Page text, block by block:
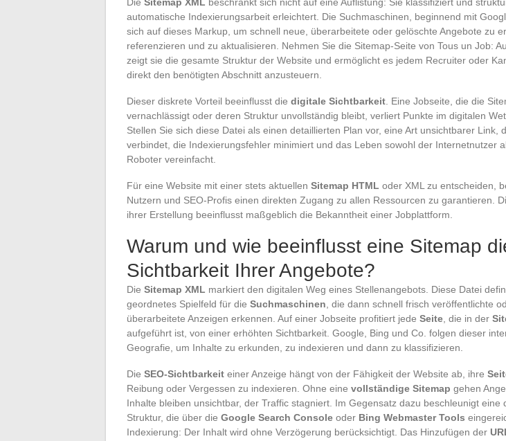
automatische Indexierungsarbeit erleichtert. Die Suchmaschinen, beginnend mit
sich auf dieses Markup, um schnell neue, überarbeitete oder gelöschte Angebote zu
referenzieren und zu aktualisieren. Nehmen Sie die Sitemap-Seite von Tous un Job:
zeigt sie die gesamte Struktur der Website und ermöglicht es jedem Recruiter oder
direkt den benötigten Abschnitt anzusteuern.
Dieser diskrete Vorteil beeinflusst die digitale Sichtbarkeit . Eine Jobseite, die die
vernachlässigt oder deren Struktur unvollständig bleibt, verliert Punkte im digitalen
Stellen Sie sich diese Datei als einen detaillierten Plan vor, eine Art unsichtbarer Link,
verbindet, die Indexierungsfehler minimiert und das Leben sowohl der Internetnutzer
Roboter vereinfacht.
Für eine Website mit einer stets aktuellen Sitemap HTML oder XML zu entscheiden,
Nutzern und SEO-Profis einen direkten Zugang zu allen Ressourcen zu garantieren.
ihrer Erstellung beeinflusst maßgeblich die Bekanntheit einer Jobplattform.
Warum und wie beeinflusst eine Sitemap
Sichtbarkeit Ihrer Angebote?
Die Sitemap XML markiert den digitalen Weg eines Stellenangebots. Diese Datei
geordnetes Spielfeld für die Suchmaschinen , die dann schnell frisch veröffentlichte
überarbeitete Anzeigen erkennen. Auf einer Jobseite profitiert jede Seite , die in der
aufgeführt ist, von einer erhöhten Sichtbarkeit. Google, Bing und Co. folgen dieser
Geografie, um Inhalte zu erkunden, zu indexieren und dann zu klassifizieren.
Die SEO-Sichtbarkeit einer Anzeige hängt von der Fähigkeit der Website ab, ihre
Reibung oder Vergessen zu indexieren. Ohne eine vollständige Sitemap gehen
Inhalte bleiben unsichtbar, der Traffic stagniert. Im Gegensatz dazu beschleunigt eine
Struktur, die über die Google Search Console oder Bing Webmaster Tools
Indexierung: Der Inhalt wird ohne Verzögerung berücksichtigt. Das Hinzufügen der